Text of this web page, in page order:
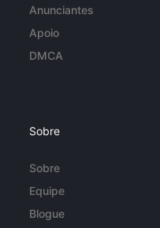
Anunciantes
Apoio
DMCA
Sobre
Sobre
Equipe
Blogue